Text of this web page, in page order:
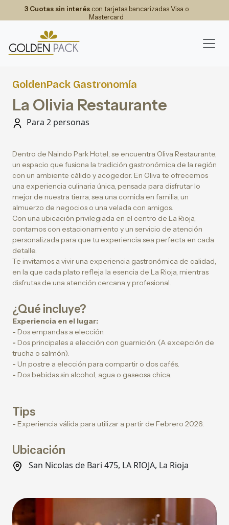
3 Cuotas sin interéscon tarjetas bancarizadas Visa o
Mastercard
GoldenPack Gastronomía
La Olivia Restaurante
Para 2 personas
Dentro de Naindo Park Hotel, se encuentra Oliva Restaurante,
un espacio que fusiona la tradición gastronómica de la región
con un ambiente cálido y acogedor. En Oliva te ofrecemos
una experiencia culinaria única, pensada para disfrutar lo
mejor de nuestra tierra, sea una comida en familia, un
almuerzo de negocios o una velada con amigos.
Con una ubicación privilegiada en el centro de La Rioja,
contamos con estacionamiento y un servicio de atención
personalizada para que tu experiencia sea perfecta en cada
detalle.
Te invitamos a vivir una experiencia gastronómica de calidad,
en la que cada plato refleja la esencia de La Rioja, mientras
disfrutas de una atención cercana y profesional.
¿Qué incluye?
Experiencia en el lugar:
- Dos empandas a elección.
- Dos principales a elección con guarnición. (A excepción de
trucha o salmón).
- Un postre a elección para compartir o dos cafés.
- Dos bebidas sin alcohol, agua o gaseosa chica.
Tips
- Experiencia válida para utilizar a partir de Febrero 2026.
Ubicación
San Nicolas de Bari 475, LA RIOJA, La Rioja